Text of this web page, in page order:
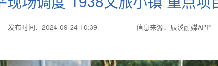
发布时间：2024-09-24 10:39 信息来源：辰溪融媒APP